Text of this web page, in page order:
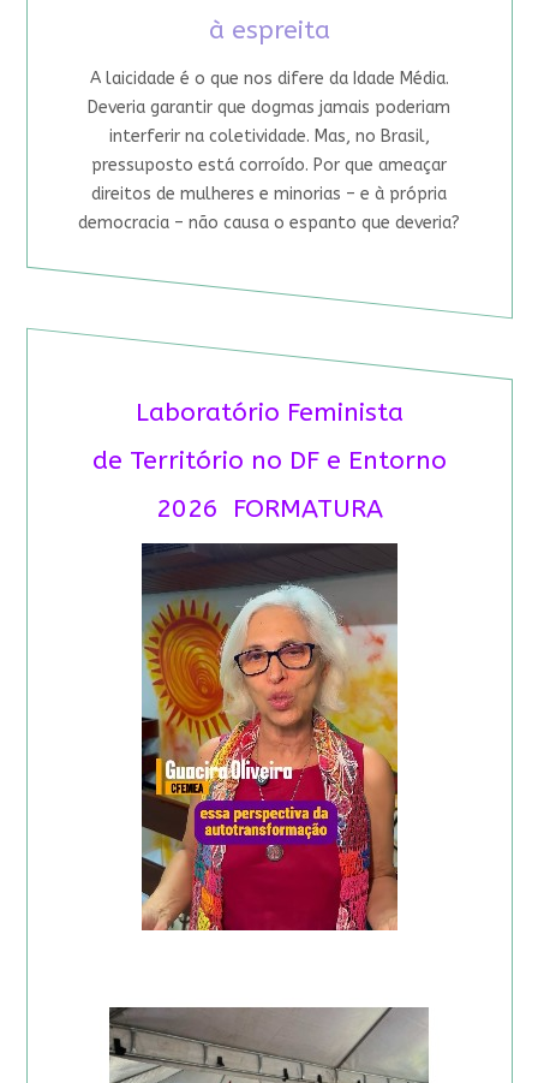
à espreita
A laicidade é o que nos difere da Idade Média.
Deveria garantir que dogmas jamais poderiam
interferir na coletividade. Mas, no Brasil,
pressuposto está corroído. Por que ameaçar
direitos de mulheres e minorias – e à própria
democracia – não causa o espanto que deveria?
Laboratório Feminista
de Território no DF e Entorno
2026 FORMATURA